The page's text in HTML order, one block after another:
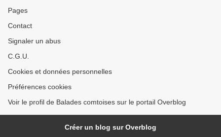
Pages
Contact
Signaler un abus
C.G.U.
Cookies et données personnelles
Préférences cookies
Voir le profil de Balades comtoises sur le portail Overblog
Créer un blog sur Overblog